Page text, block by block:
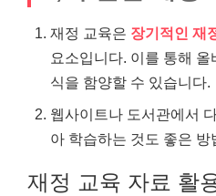
재정 교육은 장기적인 재
요소입니다. 이를 통해
식을 함양할 수 있습니다.
웹사이트나 도서관에서
아 학습하는 것도 좋은 방
재정 교육 자료 활